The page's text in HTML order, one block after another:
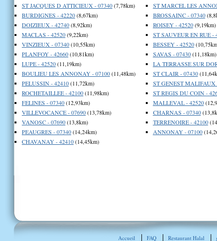
ST JACQUES D ATTICIEUX - 07340(7,78km)
BURDIGNES - 42220(8,67km)
DOIZIEUX - 42740(8,92km)
MACLAS - 42520(9,22km)
VINZIEUX - 07340(10,55km)
PLANFOY - 42660(10,81km)
LUPE - 42520(11,19km)
BOULIEU LES ANNONAY - 07100(11,48km)
PELUSSIN - 42410(11,72km)
ROCHETAILLEE - 42100(11,98km)
FELINES - 07340(12,93km)
VILLEVOCANCE - 07690(13,78km)
VANOSC - 07690(13,8km)
PEAUGRES - 07340(14,24km)
CHAVANAY - 42410(14,45km)
ST MARCEL LES
BROSSAINC - 07340
ROISEY - 42520(9,19km)
ST SAUVEUR EN RUE -
BESSEY - 42520
SAVAS - 07430(11,18km)
LA TERRASSE SUR
ST CLAIR - 07430
ST GENEST MALIFAUX
ST REGIS DU COIN -
MALLEVAL - 42520
CHARNAS - 07340
TERRENOIRE - 42100
ANNONAY - 07100
Accueil FAQ Restaurant Halal